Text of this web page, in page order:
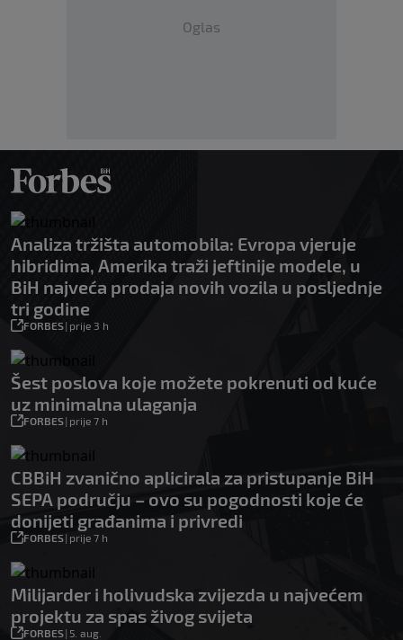
Oglas
Analiza tržišta automobila: Evropa vjeruje
hibridima, Amerika traži jeftinije modele, u
BiH najveća prodaja novih vozila u posljednje
tri godine
FORBES| prije 3 h
Šest poslova koje možete pokrenuti od kuće
uz minimalna ulaganja
FORBES| prije 7 h
CBBiH zvanično aplicirala za pristupanje BiH
SEPA području – ovo su pogodnosti koje će
donijeti građanima i privredi
FORBES| prije 7 h
Milijarder i holivudska zvijezda u najvećem
projektu za spas živog svijeta
FORBES| 5. aug.